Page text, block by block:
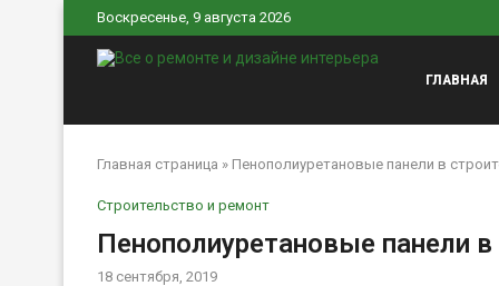
Воскресенье, 9 августа 2026
ГЛАВНАЯ
Главная страница » Пенополиуретановые панели в
Строительство и ремонт
Пенополиуретановые панели
18 сентября, 2019